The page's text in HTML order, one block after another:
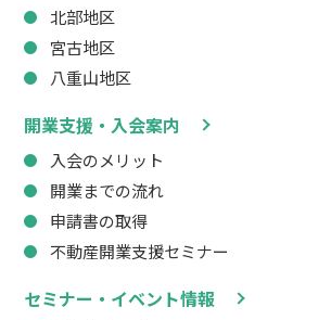
北部地区
宮古地区
八重山地区
開業支援・入会案内
入会のメリット
開業までの流れ
申請書の取得
不動産開業支援セミナー
セミナー・イベント情報